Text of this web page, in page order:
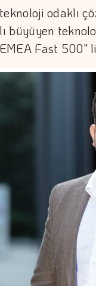
odaklı
büyüyen
Fast 500"